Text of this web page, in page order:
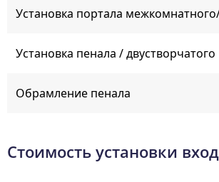
Установка портала
Установка пенала /
Обрамление пенала
Стоимость установки